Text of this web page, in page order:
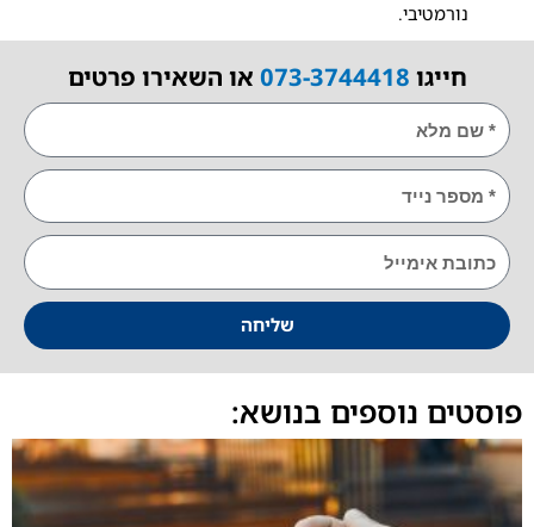
073-3744418או השאירו פרטים
נוספים בנושא: